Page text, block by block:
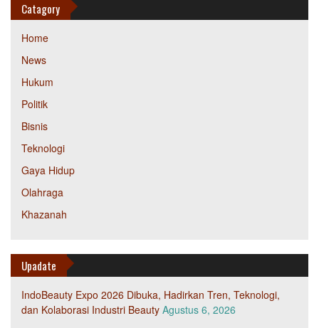
Catagory
Home
News
Hukum
Politik
Bisnis
Teknologi
Gaya Hidup
Olahraga
Khazanah
Upadate
IndoBeauty Expo 2026 Dibuka, Hadirkan Tren, Teknologi,
dan Kolaborasi Industri Beauty Agustus 6, 2026